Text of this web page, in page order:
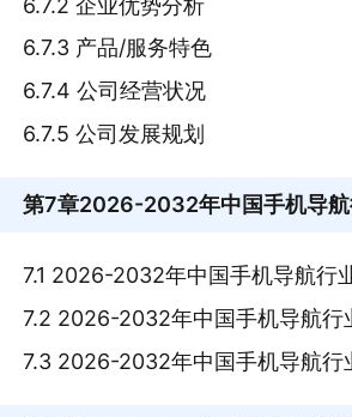
6.7.2 企业优势分析
6.7.3 产品/服务特色
6.7.4 公司经营状况
6.7.5 公司发展规划
第7章2026-2032年中国手机导航
7.1 2026-2032年中国手机导航行
7.2 2026-2032年中国手机导航行
7.3 2026-2032年中国手机导航行